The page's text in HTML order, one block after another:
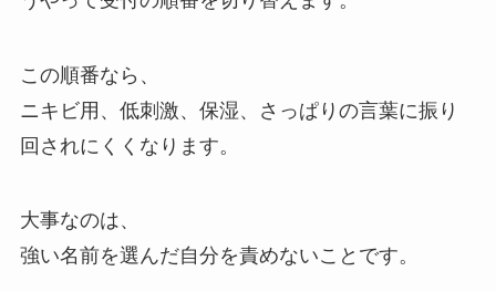
この順番なら、
ニキビ用、低刺激、保湿、さっぱりの言葉に振り
回されにくくなります。
大事なのは、
強い名前を選んだ自分を責めないことです。